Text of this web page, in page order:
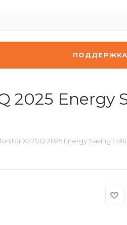
ПОДДЕРЖКА
Energy
X27GQ 2025 Energy Saving